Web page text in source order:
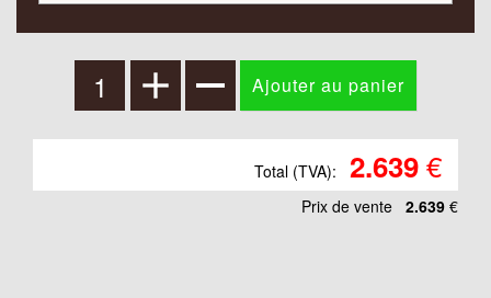
Total (TVA): 2.639€
Prix ​​de vente 2.639 €